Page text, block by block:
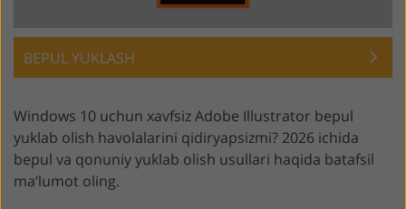
BEPUL YUKLASH
Windows 10 uchun xavfsiz Adobe Illustrator bepul
yuklab olish havolalarini qidiryapsizmi? 2026 ichida
bepul va qonuniy yuklab olish usullari haqida batafsil
maʼlumot oling.